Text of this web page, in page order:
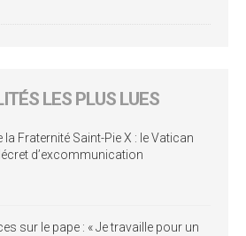
LES PLUS LUES
la Fraternité Saint-Pie X : le Vatican
d’excommunication
sur le pape : « Je travaille pour un